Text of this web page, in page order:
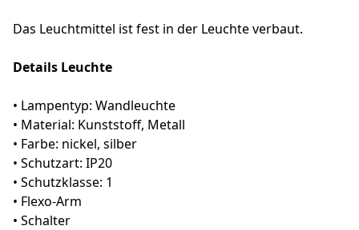
Das Leuchtmittel ist fest in der Leuchte verbaut.
Details Leuchte
• Lampentyp: Wandleuchte
• Material: Kunststoff, Metall
• Farbe: nickel, silber
• Schutzart: IP20
• Schutzklasse: 1
• Flexo-Arm
• Schalter